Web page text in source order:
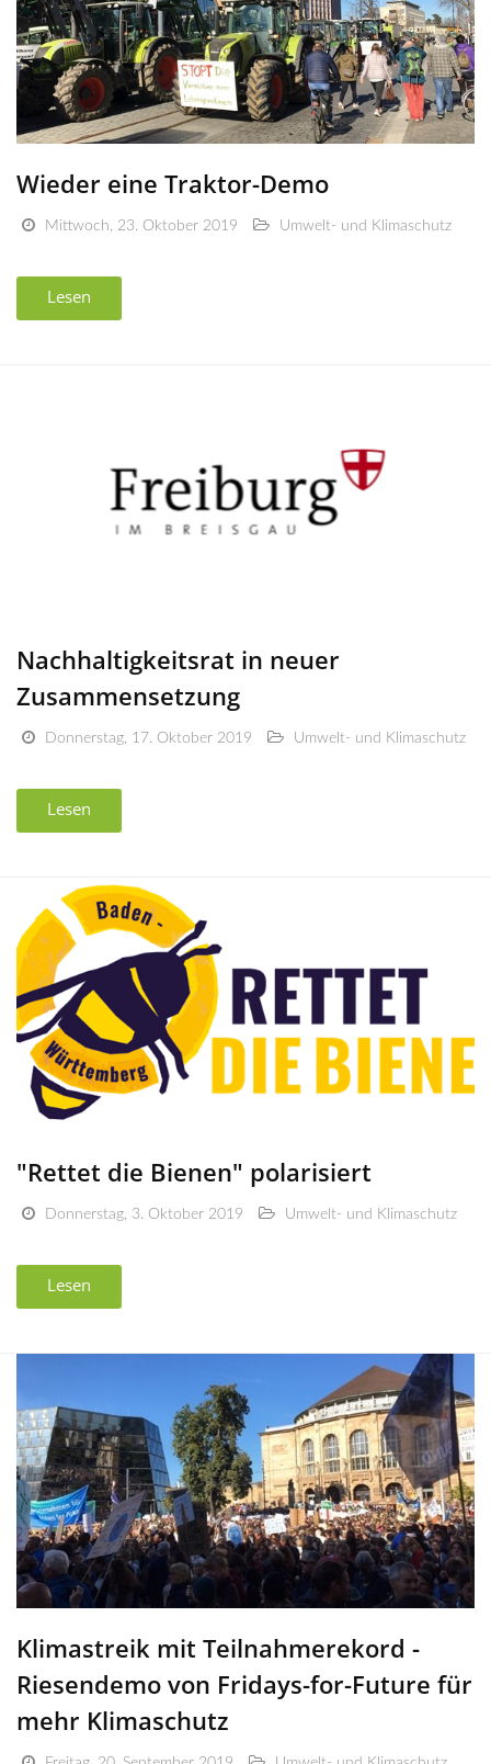
Wieder eine Traktor-Demo
Mittwoch, 23. Oktober 2019 Umwelt- und Klimaschutz
Lesen
Nachhaltigkeitsrat in neuer
Zusammensetzung
Donnerstag, 17. Oktober 2019 Umwelt- und Klimaschutz
Lesen
"Rettet die Bienen" polarisiert
Donnerstag, 3. Oktober 2019 Umwelt- und Klimaschutz
Lesen
Klimastreik mit Teilnahmerekord -
Riesendemo von Fridays-for-Future für
mehr Klimaschutz